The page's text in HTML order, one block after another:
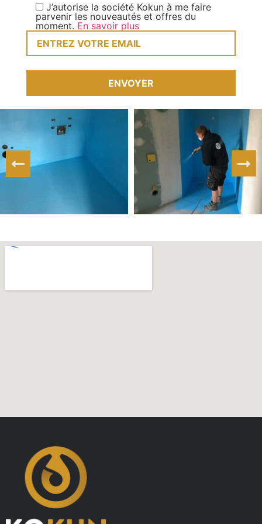
J’autorise la société Kokun à me faire
parvenir les nouveautés et offres du
moment. En savoir plus